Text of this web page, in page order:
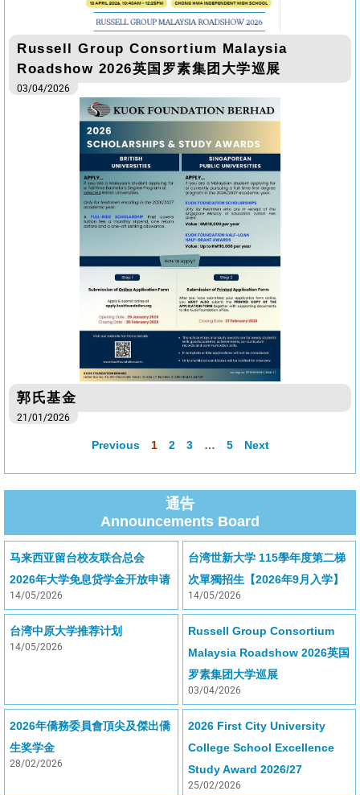
通告
Announcements Board
马来西亚留台校友联合总会
2026年大学免息贷学金开放申请
14/05/2026
台湾世新大学 115學年度第二梯
次單獨招生【2026年9月入学】
14/05/2026
台湾中原大学推荐计划
14/05/2026
Russell Group Consortium
Malaysia Roadshow 2026英国
罗素集团大学巡展
03/04/2026
2026年僑務委員會頂尖及傑出僑
生奖学金
28/02/2026
2026 First City University
College School Excellence
Study Award 2026/27
25/02/2026
Russell Group Consortium Malaysia
Roadshow 2026英国罗素集团大学巡展
03/04/2026
郭氏基金
21/01/2026
Previous 1 2 3 … 5 Next